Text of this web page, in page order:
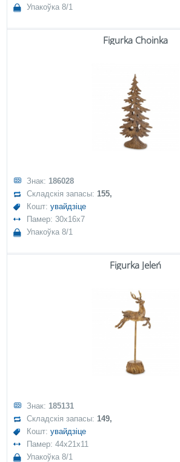
Упакоўка 8/1
Figurka Choinka
Знак: 186028
Складскія запасы:155,
Кошт:увайдзіце
Памер: 30x16x7
Упакоўка 8/1
Figurka Jeleń
Знак: 185131
Складскія запасы:149,
Кошт:увайдзіце
Памер: 44x21x11
Упакоўка 8/1